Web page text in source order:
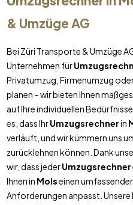
& Umzüge AG
Bei Züri Transporte & Umzüge
Unternehmen für
Privatumzug, Firmenumzug
planen – wir bieten Ihnen
auf Ihre individuellen
es, dass IhrUmzugsrechnerin
verläuft, und wir kümmern uns
zurücklehnen können. Dank
wir, dass jederUmzugsrechner
Ihnen in Molseinen
Anforderungen anpasst. Unsere